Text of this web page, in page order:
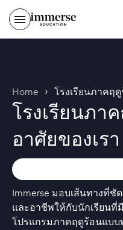
Home › โรงเรียนภาคฤ
โรงเรียนภา
อาศัยของเรา
Immerse มอบเส้นทางที่ชั
และอาชีพให้กับนักเรียนที่
โปรแกรมภาคฤดูร้อนแบบ